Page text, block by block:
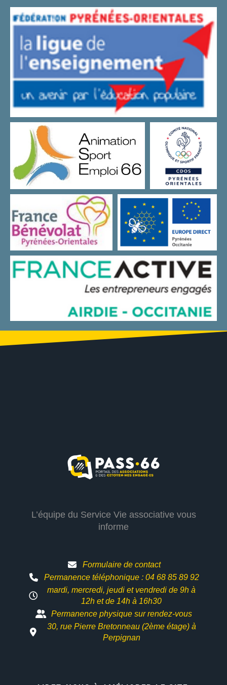
L’équipe du Service Vie associative vous
informe
Formulaire de contact
Permanence téléphonique : 04 68 85 89 92
mardi, mercredi, jeudi et vendredi de 9h à
12h etde 14h à 16h30
Permanence physique sur rendez-vous
30, rue Pierre Bretonneau (2ème étage) à
Perpignan